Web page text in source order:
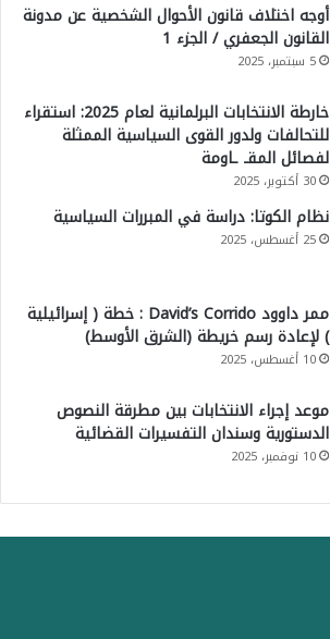
أوجه اختلاف قانون الأحوال الشخصية عن مدونة
القانون الجعفري / الجزء 1
5 سبتمبر، 2025
خارطة الانتخابات البرلمانية لعام 2025: استقراء
للتحالفات ولدور القوى السياسية الممثلة
لفصائل المقـ ـاومة
30 أكتوبر، 2025
نظام الكوتا: دراسة في المبررات السياسية
25 أغسطس، 2025
ممر داوود David’s Corrido : خطة ( إسرائيلية
) لإعادة رسم خريطة (الشرق الأوسط)
10 أغسطس، 2025
موعد إجراء الانتخابات بين مطرقة النصوص
الدستورية وسندان التفسيرات القضائية
10 نوفمبر، 2025